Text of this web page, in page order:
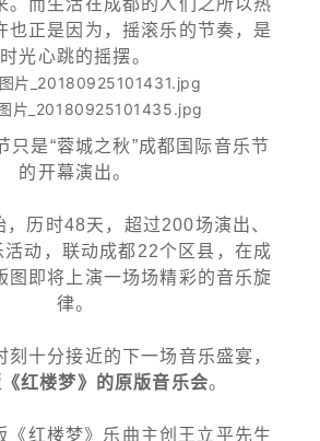
。而生活在成都的人们之所以热
也正是因为，摇滚乐的节奏，是
时光心跳的摇摆。
只是“蓉城之秋”成都国际音乐节
的开幕演出。
，历时48天，超过200场演出、
动，联动成都22个区县，在成
图即将上演一场场精彩的音乐旋
律。
刻十分接近的下一场音乐盛宴，
红楼梦》的原版音乐会。
《红楼梦》乐曲主创王立平先生